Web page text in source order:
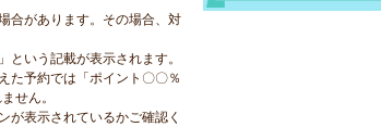
合があります。その場合、対
いう記載が表示されます。
た予約では「ポイント〇〇％
せん。
が表示されているかご確認く